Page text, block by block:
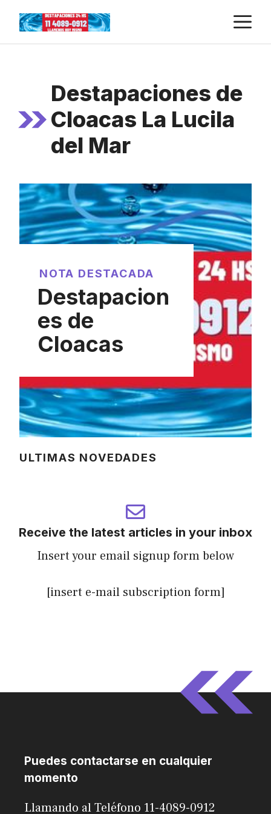
content
Destapaciones de
Cloacas La Lucila
del Mar
NOTA DESTACADA
Destapacion
es de
Cloacas
ULTIMAS NOVEDADES
Receive the latest articles in your inbox
Insert your email signup form below
[insert e-mail subscription form]
Puedes contactarse en cualquier
momento
Llamando al Teléfono 11-4089-0912